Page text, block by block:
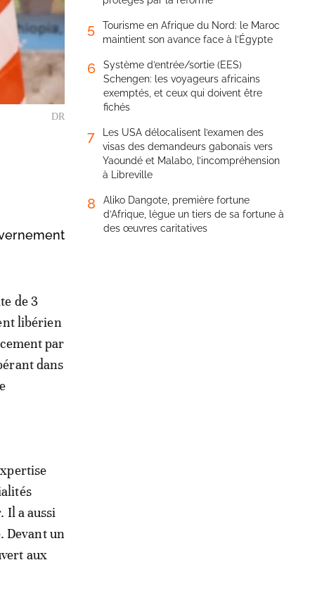
DR
de 3
libérien
par
dans
Il a aussi
Devant un
aux
5
Tourisme en Afrique du Nord: le Maroc
maintient son avance face à l’Égypte
6
Système d’entrée/sortie (EES)
Schengen: les voyageurs africains
exemptés, et ceux qui doivent être
fichés
7
Les USA délocalisent l’examen des
visas des demandeurs gabonais vers
Yaoundé et Malabo, l’incompréhension
à Libreville
8
Aliko Dangote, première fortune
d’Afrique, lègue un tiers de sa fortune à
des œuvres caritatives